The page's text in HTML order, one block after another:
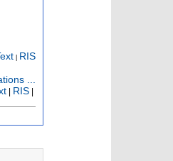
RIS
...
| RIS |